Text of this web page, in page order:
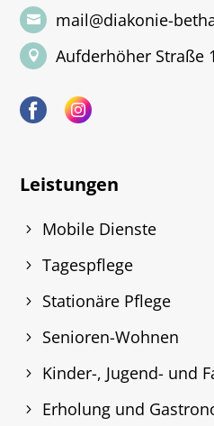
mail@diakonie-
Aufderhöher Straße
Leistungen
Mobile Dienste
Tagespflege
Stationäre Pflege
Senioren-Wohnen
Kinder-, Jugend- und
Erholung und